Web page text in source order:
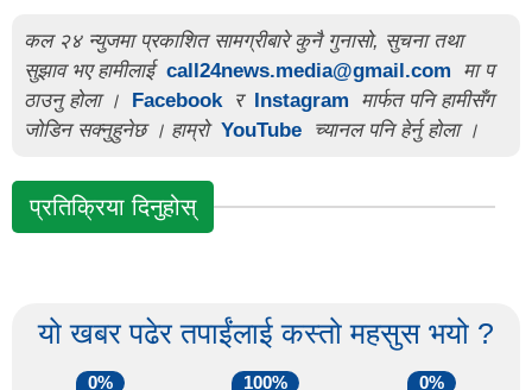
कल २४ न्युजमा प्रकाशित सामग्रीबारे कुनै गुनासो, सुचना तथा
सुझाव भए हामीलाई call24news.media@gmail.com
मा प
ठाउनु होला ।
Facebook र Instagram
मार्फत पनि हामीसँग
जोडिन सक्नुहुनेछ । हाम्रो YouTube च्यानल पनि हेर्नु होला ।
प्रतिक्रिया दिनुहोस्
यो खबर पढेर तपाईंलाई कस्तो महसुस भयो ?
0% 100% 0%